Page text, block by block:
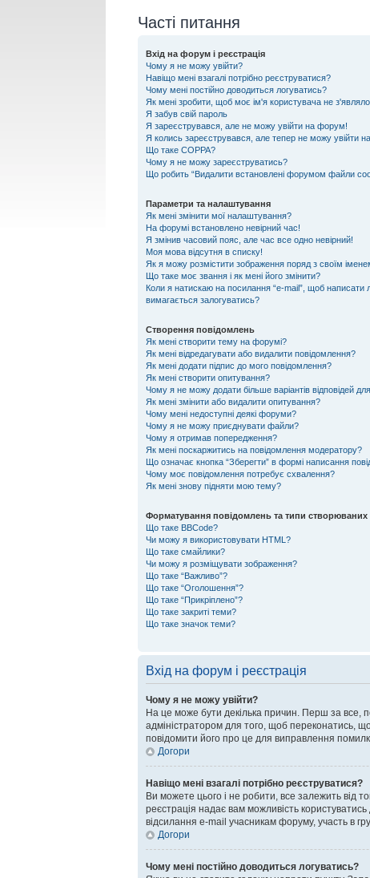
Часті питання
Вхід на форум і реєстрація
Чому я не можу увійти?
Навіщо мені взагалі потрібно реєструватися?
Чому мені постійно доводиться логуватись?
Як мені зробити, щоб моє ім'я користувача не
Я забув свій пароль
Я зареєструвався, але не можу увійти на форум!
Я колись зареєструвався, але тепер не можу увійти
Що таке COPPA?
Чому я не можу зареєструватись?
Що робить “Видалити встановлені форумом файли
Параметри та налаштування
Як мені змінити мої налаштування?
На форумі встановлено невірний час!
Я змінив часовий пояс, але час все одно невірний!
Моя мова відсутня в списку!
Як я можу розмістити зображення поряд з своїм
Що таке моє звання і як мені його змінити?
Коли я натискаю на посилання “e-mail”, щоб написати
вимагається залогуватись?
Створення повідомлень
Як мені створити тему на форумі?
Як мені відредагувати або видалити повідомлення?
Як мені додати підпис до мого повідомлення?
Як мені створити опитування?
Чому я не можу додати більше варіантів відповідей
Як мені змінити або видалити опитування?
Чому мені недоступні деякі форуми?
Чому я не можу приєднувати файли?
Чому я отримав попередження?
Як мені поскаржитись на повідомлення модератору?
Що означає кнопка “Зберегти” в формі написання
Чому моє повідомлення потребує схвалення?
Як мені знову підняти мою тему?
Форматування повідомлень та типи створюваних
Що таке BBCode?
Чи можу я використовувати HTML?
Що таке смайлики?
Чи можу я розміщувати зображення?
Що таке “Важливо”?
Що таке “Оголошення”?
Що таке “Прикріплено”?
Що таке закриті теми?
Що таке значок теми?
Вхід на форум і реєстрація
Чому я не можу увійти?
На це може бути декілька причин. Перш за все,
адміністратором для того, щоб переконатись,
повідомити його про це для виправлення
Догори
Навіщо мені взагалі потрібно реєструватися?
Ви можете цього і не робити, все залежить від
реєстрація надає вам можливість
відсилання e-mail учасникам форуму, участь в
Догори
Чому мені постійно доводиться логуватись?